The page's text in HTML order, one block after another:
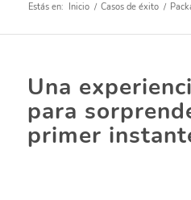
Estás en: Inicio / Casos de éxito /
Una
para
primer